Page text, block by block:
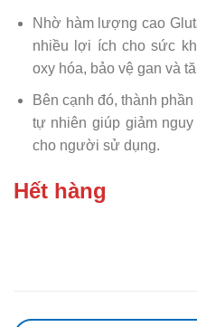
Nhờ hàm lượng cao
nhiều lợi ích cho sức
oxy hóa, bảo vệ gan và
Bên cạnh đó, thành
tự nhiên giúp giảm
cho người sử dụng.
Hết hàng